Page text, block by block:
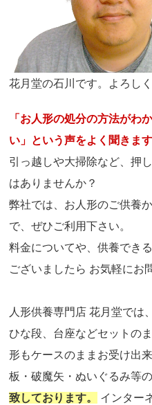
花月堂の石川です。よろし
「お人形の処分の方法がわ
い」という声をよく聞きます
引っ越しや大掃除など、押
はありませんか？
弊社では、お人形のご供養
で、ぜひご利用下さい。
料金についてや、供養でき
ございましたら お気軽にお
人形供養専門店 花月堂では
ひな段、台座などセットの
形もケースのままお受け出
板・破魔矢・ぬいぐるみ等の
致しております。
インター